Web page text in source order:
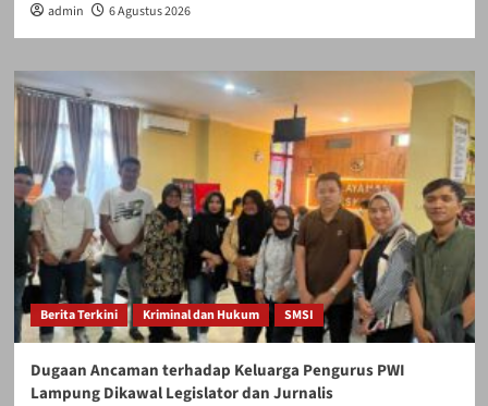
admin 6 Agustus 2026
Berita Terkini Kriminal dan Hukum SMSI
Dugaan Ancaman terhadap Keluarga Pengurus PWI
Lampung Dikawal Legislator dan Jurnalis